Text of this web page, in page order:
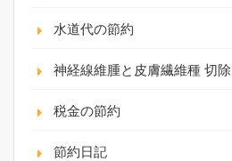
水道代の節約
神経線維腫と皮膚繊維種 切除
税金の節約
節約日記